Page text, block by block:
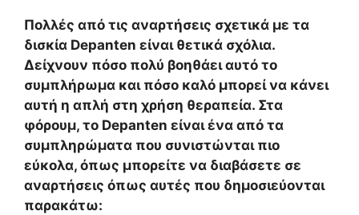
Πολλές από τις αναρτήσεις σχετικά με τα
δισκία Depanten είναι θετικά σχόλια.
Δείχνουν πόσο πολύ βοηθάει αυτό το
συμπλήρωμα και πόσο καλό μπορεί να κάνει
αυτή η απλή στη χρήση θεραπεία. Στα
φόρουμ, το Depanten είναι ένα από τα
συμπληρώματα που συνιστώνται πιο
εύκολα, όπως μπορείτε να διαβάσετε σε
αναρτήσεις όπως αυτές που δημοσιεύονται
παρακάτω: